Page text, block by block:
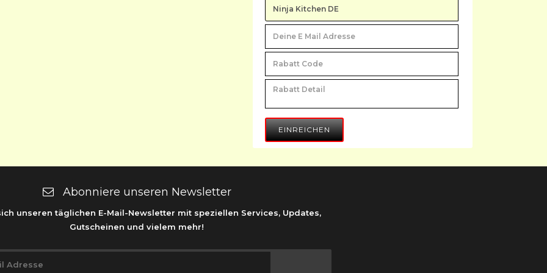
EINREICHEN
Abonniere unseren Newsletter
unseren täglichen E-Mail-Newsletter mit speziellen Services, Updates,
Gutscheinen und vielem mehr!